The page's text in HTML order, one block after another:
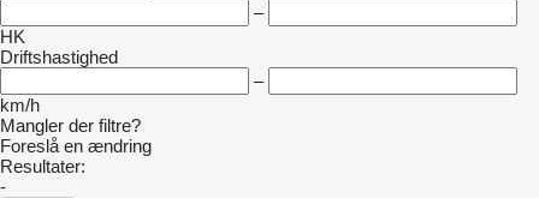
–
HK
Driftshastighed
–
km/h
Mangler der filtre?
Foreslå en ændring
Resultater:
-